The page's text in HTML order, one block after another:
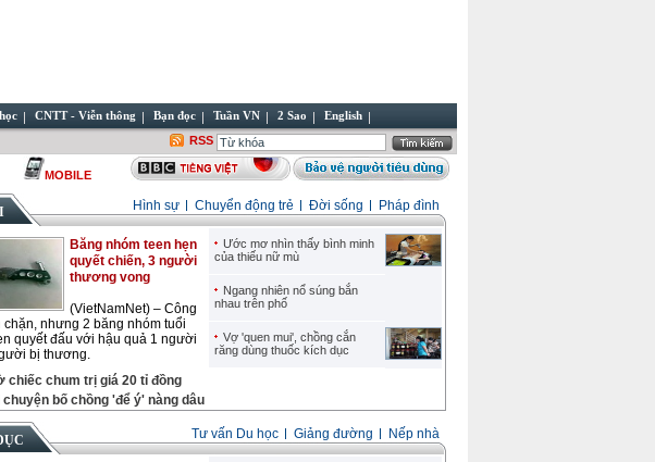
CNTT - Viễn thông Bạn đọc Tuần VN 2 Sao English
RSS
MOBILE
Hình sự Chuyển động trẻ Đời sống Pháp đình
Băng nhóm teen hẹn
quyết chiến, 3 người
thương vong
(VietNamNet) – Công
chặn, nhưng 2 băng nhóm tuổi
quyết đấu với hậu quả 1 người
bị thương.
Ước mơ nhìn thấy bình minh
của thiếu nữ mù
Ngang nhiên nổ súng bắn
nhau trên phố
Vợ 'quen mui', chồng cắn
răng dùng thuốc kích dục
chiếc chum trị giá 20 tỉ đồng
chuyện bố chồng 'để ý' nàng dâu
Tư vấn Du học Giảng đường Nếp nhà